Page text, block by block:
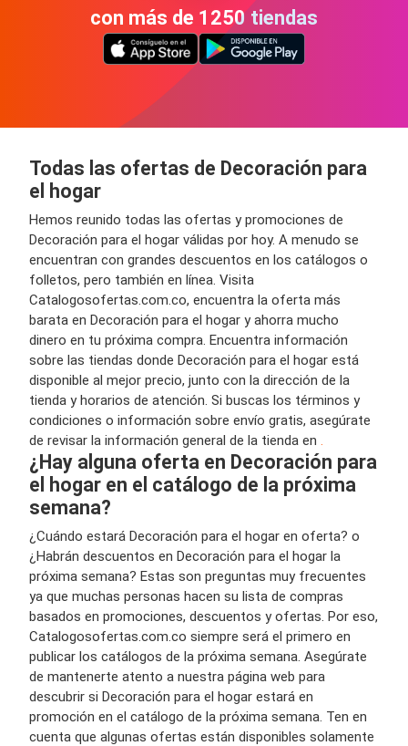
con más de 1250 tiendas
Todas las ofertas de Decoración para
el hogar
Hemos reunido todas las ofertas y promociones de
Decoración para el hogar válidas por hoy. A menudo se
encuentran con grandes descuentos en los catálogos o
folletos, pero también en línea. Visita
Catalogosofertas.com.co, encuentra la oferta más
barata en Decoración para el hogar y ahorra mucho
dinero en tu próxima compra. Encuentra información
sobre las tiendas donde Decoración para el hogar está
disponible al mejor precio, junto con la dirección de la
tienda y horarios de atención. Si buscas los términos y
condiciones o información sobre envío gratis, asegúrate
de revisar la información general de la tienda en .
¿Hay alguna oferta en Decoración para
el hogar en el catálogo de la próxima
semana?
¿Cuándo estará Decoración para el hogar en oferta? o
¿Habrán descuentos en Decoración para el hogar la
próxima semana? Estas son preguntas muy frecuentes
ya que muchas personas hacen su lista de compras
basados en promociones, descuentos y ofertas. Por eso,
Catalogosofertas.com.co siempre será el primero en
publicar los catálogos de la próxima semana. Asegúrate
de mantenerte atento a nuestra página web para
descubrir si Decoración para el hogar estará en
promoción en el catálogo de la próxima semana. Ten en
cuenta que algunas ofertas están disponibles solamente